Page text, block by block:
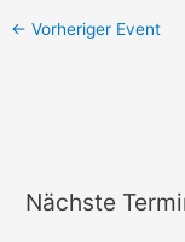
← Vorheriger Event
Nächste